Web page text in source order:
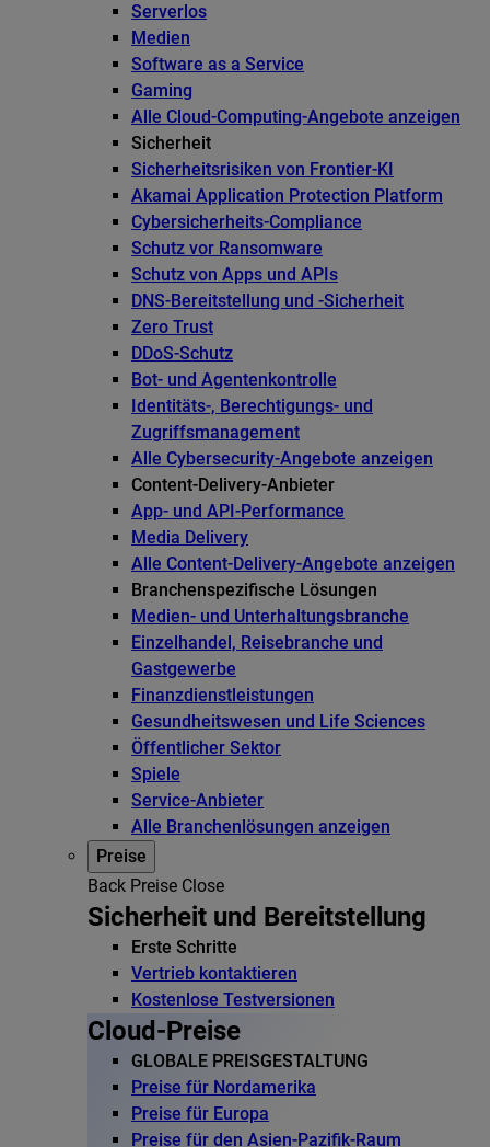
Serverlos
Medien
Software as a Service
Gaming
Alle Cloud-Computing-Angebote anzeigen
Sicherheit
Sicherheitsrisiken von Frontier-KI
Akamai Application Protection Platform
Cybersicherheits-Compliance
Schutz vor Ransomware
Schutz von Apps und APIs
DNS-Bereitstellung und -Sicherheit
Zero Trust
DDoS-Schutz
Bot- und Agentenkontrolle
Identitäts-, Berechtigungs- und
Zugriffsmanagement
Alle Cybersecurity-Angebote anzeigen
Content-Delivery-Anbieter
App- und API-Performance
Media Delivery
Alle Content-Delivery-Angebote anzeigen
Branchenspezifische Lösungen
Medien- und Unterhaltungsbranche
Einzelhandel, Reisebranche und
Gastgewerbe
Finanzdienstleistungen
Gesundheitswesen und Life Sciences
Öffentlicher Sektor
Spiele
Service-Anbieter
Alle Branchenlösungen anzeigen
Preise
Back Preise Close
Sicherheit und Bereitstellung
Erste Schritte
Vertrieb kontaktieren
Kostenlose Testversionen
Cloud-Preise
GLOBALE PREISGESTALTUNG
Preise für Nordamerika
Preise für Europa
Preise für den Asien-Pazifik-Raum